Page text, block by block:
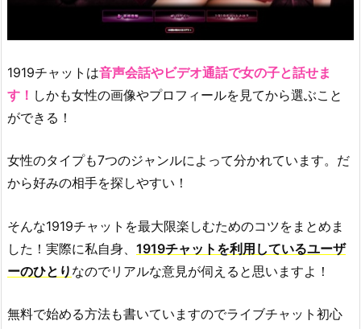
1919チャットは音声会話やビデオ通話で女の子と話せま
す！ しかも女性の画像やプロフィールを見てから選ぶこと
ができる！
女性のタイプも7つのジャンルによって分かれています。だ
から好みの相手を探しやすい！
そんな1919チャットを最大限楽しむためのコツをまとめま
した！実際に私自身、 1919チャットを利用しているユーザ
ーのひとり なのでリアルな意見が伺えると思いますよ！
無料で始める方法も書いていますのでライブチャット初心